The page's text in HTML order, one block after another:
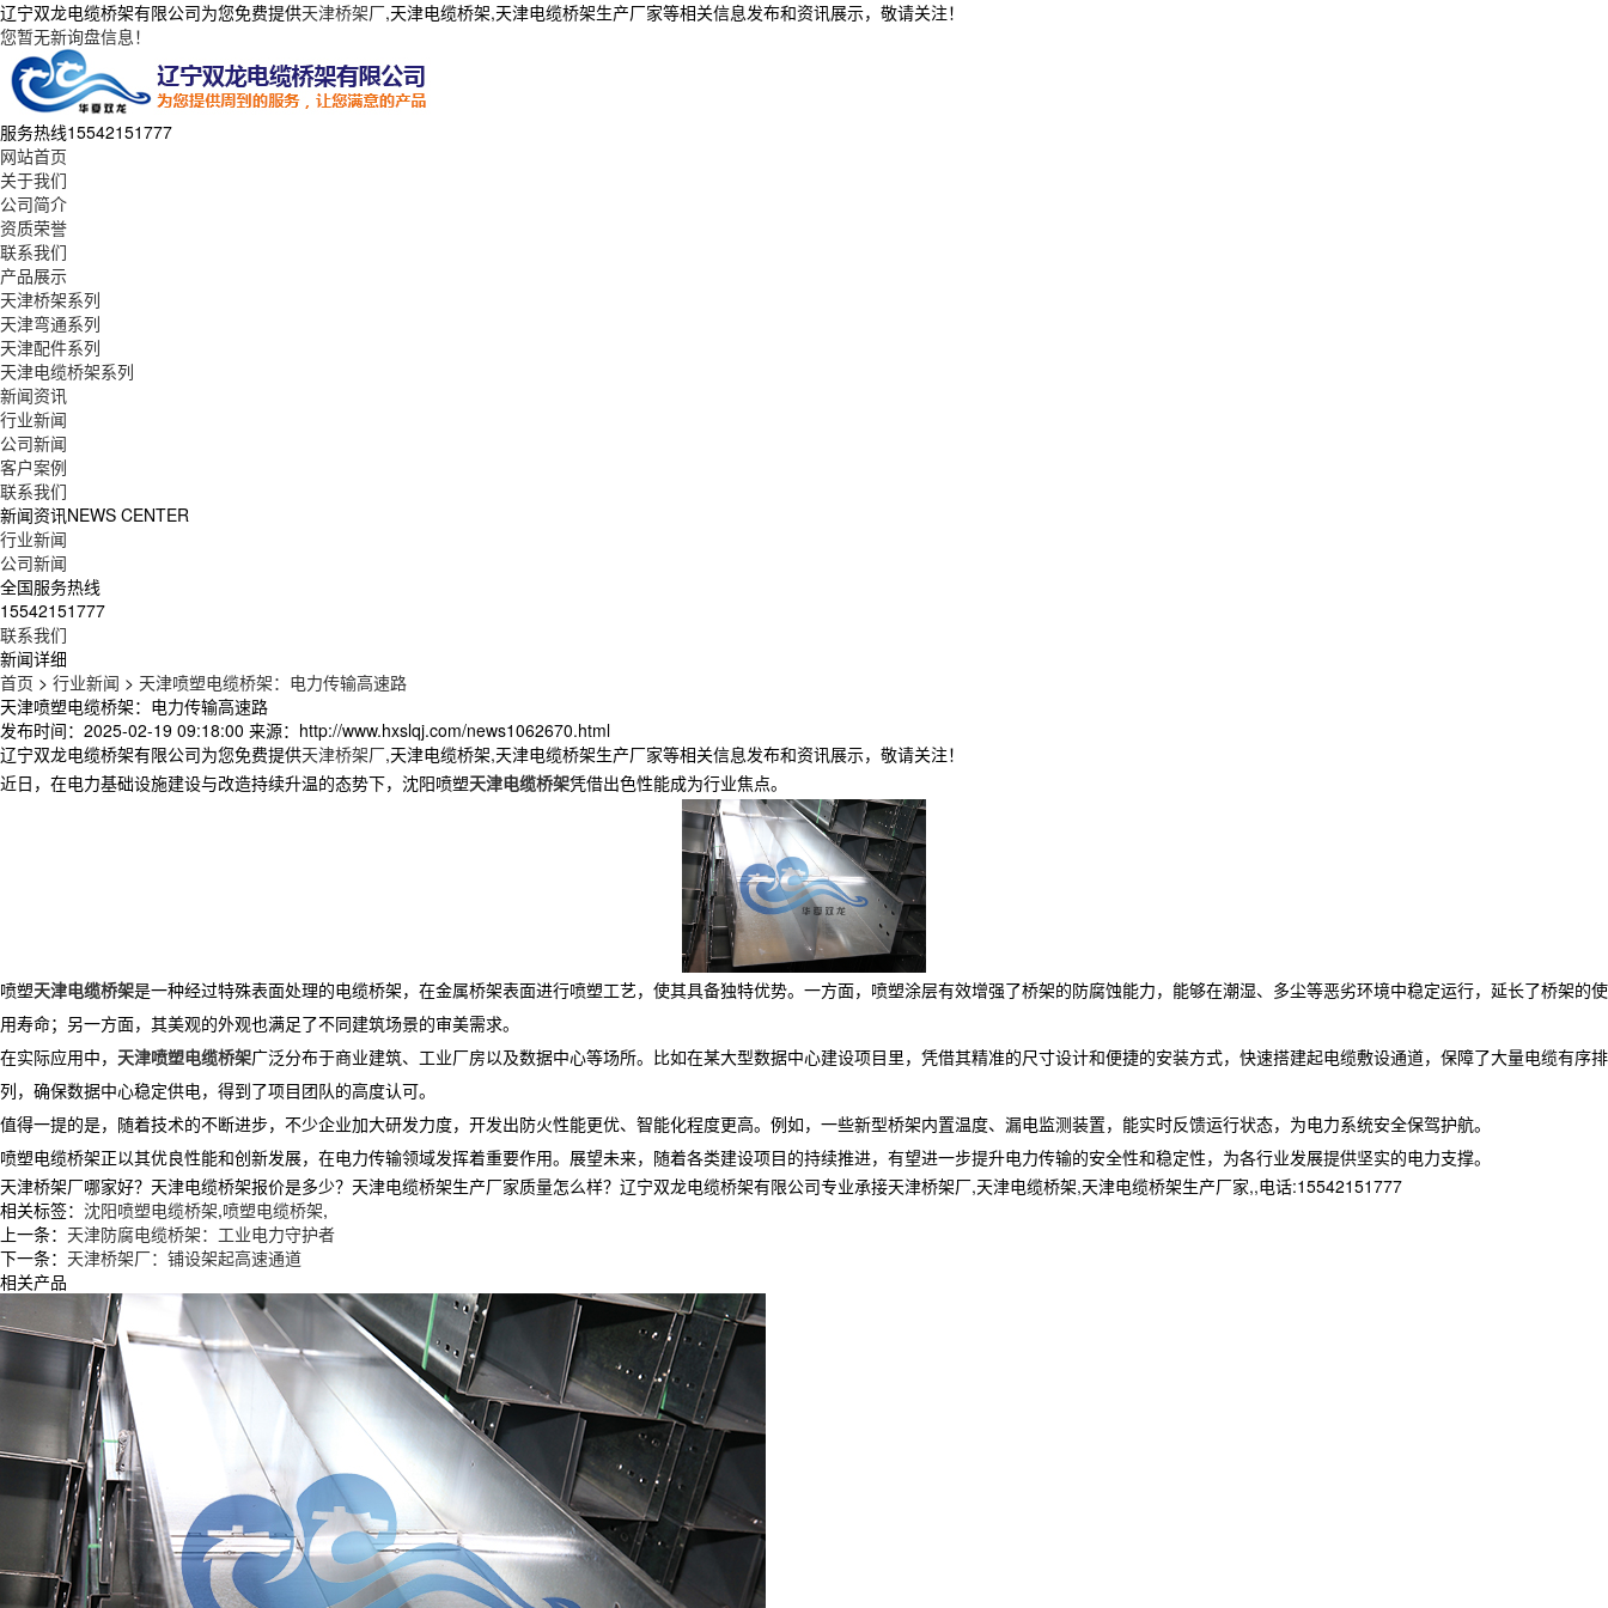
辽宁双龙电缆桥架有限公司为您免费提供天津桥架厂,天津电缆桥架,天津电缆桥架生产厂家等相关信息发布和资讯展示，敬请关注！
您暂无新询盘信息！
服务热线15542151777
网站首页
关于我们
公司简介
资质荣誉
联系我们
产品展示
天津桥架系列
天津弯通系列
天津配件系列
天津电缆桥架系列
新闻资讯
行业新闻
公司新闻
客户案例
联系我们
新闻资讯NEWS CENTER
行业新闻
公司新闻
全国服务热线
15542151777
联系我们
新闻详细
首页 > 行业新闻 > 天津喷塑电缆桥架：电力传输高速路
天津喷塑电缆桥架：电力传输高速路
发布时间：2025-02-19 09:18:00 来源：http://www.hxslqj.com/news1062670.html
辽宁双龙电缆桥架有限公司为您免费提供天津桥架厂,天津电缆桥架,天津电缆桥架生产厂家等相关信息发布和资讯展示，敬请关注！
近日，在电力基础设施建设与改造持续升温的态势下，沈阳喷塑天津电缆桥架凭借出色性能成为行业焦点。
喷塑天津电缆桥架是一种经过特殊表面处理的电缆桥架，在金属桥架表面进行喷塑工艺，使其具备独特优势。一方面，喷塑涂层有效增强了桥架的防腐蚀能力，能够在潮湿、多尘等恶劣环境中稳定运行，延长了桥架的使
用寿命；另一方面，其美观的外观也满足了不同建筑场景的审美需求。
在实际应用中， 天津喷塑电缆桥架广泛分布于商业建筑、工业厂房以及数据中心等场所。比如在某大型数据中心建设项目里，凭借其精准的尺寸设计和便捷的安装方式，快速搭建起电缆敷设通道，保障了大量电缆有序排
列，确保数据中心稳定供电，得到了项目团队的高度认可。
值得一提的是，随着技术的不断进步，不少企业加大研发力度，开发出防火性能更优、智能化程度更高。例如，一些新型桥架内置温度、漏电监测装置，能实时反馈运行状态，为电力系统安全保驾护航。
喷塑电缆桥架正以其优良性能和创新发展，在电力传输领域发挥着重要作用。展望未来，随着各类建设项目的持续推进，有望进一步提升电力传输的安全性和稳定性，为各行业发展提供坚实的电力支撑。
天津桥架厂哪家好？天津电缆桥架报价是多少？天津电缆桥架生产厂家质量怎么样？辽宁双龙电缆桥架有限公司专业承接天津桥架厂,天津电缆桥架,天津电缆桥架生产厂家,,电话:15542151777
相关标签： 沈阳喷塑电缆桥架,喷塑电缆桥架,
上一条： 天津防腐电缆桥架：工业电力守护者
下一条： 天津桥架厂：铺设架起高速通道
相关产品